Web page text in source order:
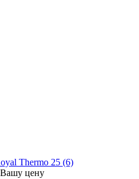
Thermo 25 (6)
Вашу цену